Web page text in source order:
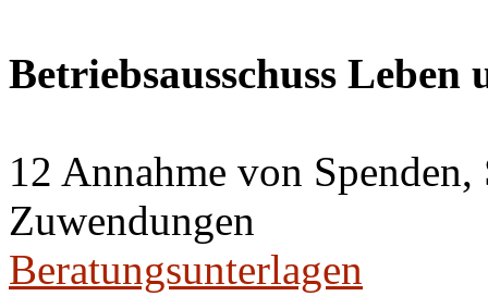
Betriebsausschuss Leben
12 Annahme von
Zuwendungen
Beratungsunterlagen